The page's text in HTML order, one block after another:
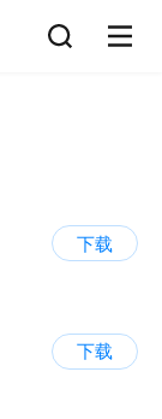
下载
下载